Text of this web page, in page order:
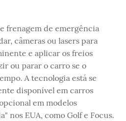
frenagem de emergência
câmeras ou lasers para
e aplicar os freios
ou parar o carro se o
A tecnologia está se
disponível em carros
em modelos
nos EUA, como Golf e Focus.